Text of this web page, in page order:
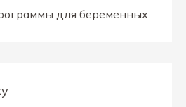
для беременных